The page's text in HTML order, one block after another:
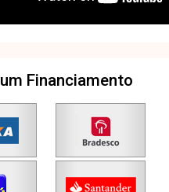
Financiamento